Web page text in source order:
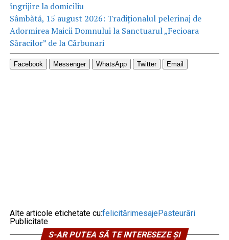
îngrijire la domiciliu
Sâmbătă, 15 august 2026: Tradiționalul pelerinaj de
Adormirea Maicii Domnului la Sanctuarul „Fecioara
Săracilor” de la Cărbunari
Facebook Messenger WhatsApp Twitter Email
Alte articole etichetate cu:felicitărimesajePasteurări
Publicitate
S-AR PUTEA SĂ TE INTERESEZE ȘI